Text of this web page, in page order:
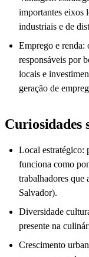
importantes eixos
industriais e de
Emprego e renda:
responsáveis por
locais e
geração de
Curiosidades
Local estratégico:
funciona como
trabalhadores
Salvador).
Diversidade
presente na
Crescimento